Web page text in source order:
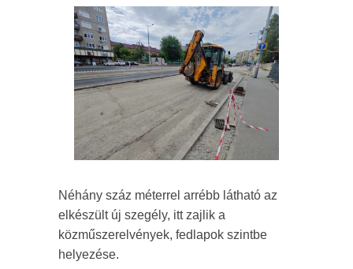
Néhány száz méterrel arrébb látható az
elkészült új szegély, itt zajlik a
közműszerelvények, fedlapok szintbe
helyezése.